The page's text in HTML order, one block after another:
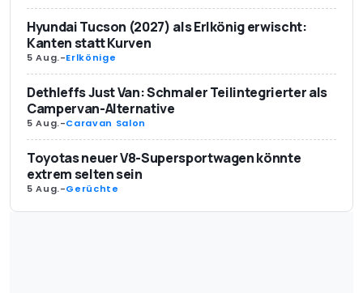
Hyundai Tucson (2027) als Erlkönig erwischt:
Kanten statt Kurven
5 Aug.-Erlkönige
Dethleffs Just Van: Schmaler Teilintegrierter als
Campervan-Alternative
5 Aug.-Caravan Salon
Toyotas neuer V8-Supersportwagen könnte
extrem selten sein
5 Aug.-Gerüchte